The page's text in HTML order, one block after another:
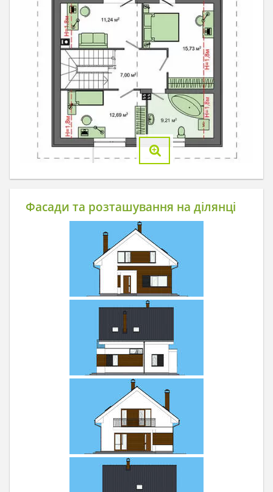
Фасади та розташування на ділянці